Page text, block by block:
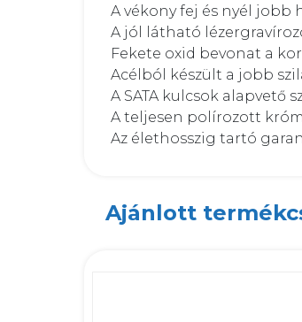
A vékony fej és nyél jobb
A jól látható
Fekete oxid bevonat a
Acélból készült a jobb
A SATA kulcsok alapvető
A teljesen polírozott
Az élethosszig tartó
Ajánlott